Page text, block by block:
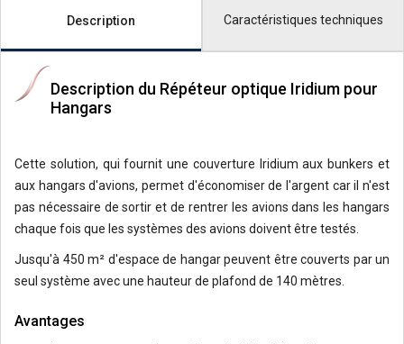
Description Caractéristiques techniques
Description du Répéteur optique Iridium pour
Hangars
Cette solution, qui fournit une couverture Iridium aux bunkers et
aux hangars d'avions, permet d'économiser de l'argent car il n'est
pas nécessaire de sortir et de rentrer les avions dans les hangars
chaque fois que les systèmes des avions doivent être testés.
Jusqu'à 450 m² d'espace de hangar peuvent être couverts par un
seul système avec une hauteur de plafond de 140 mètres.
Avantages